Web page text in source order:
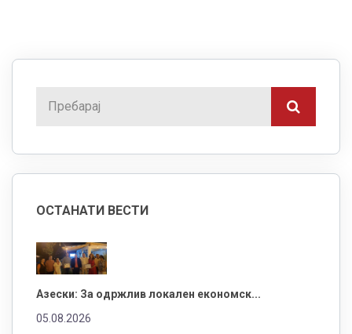
ОСТАНАТИ ВЕСТИ
Азески: За одржлив локален економск...
05.08.2026